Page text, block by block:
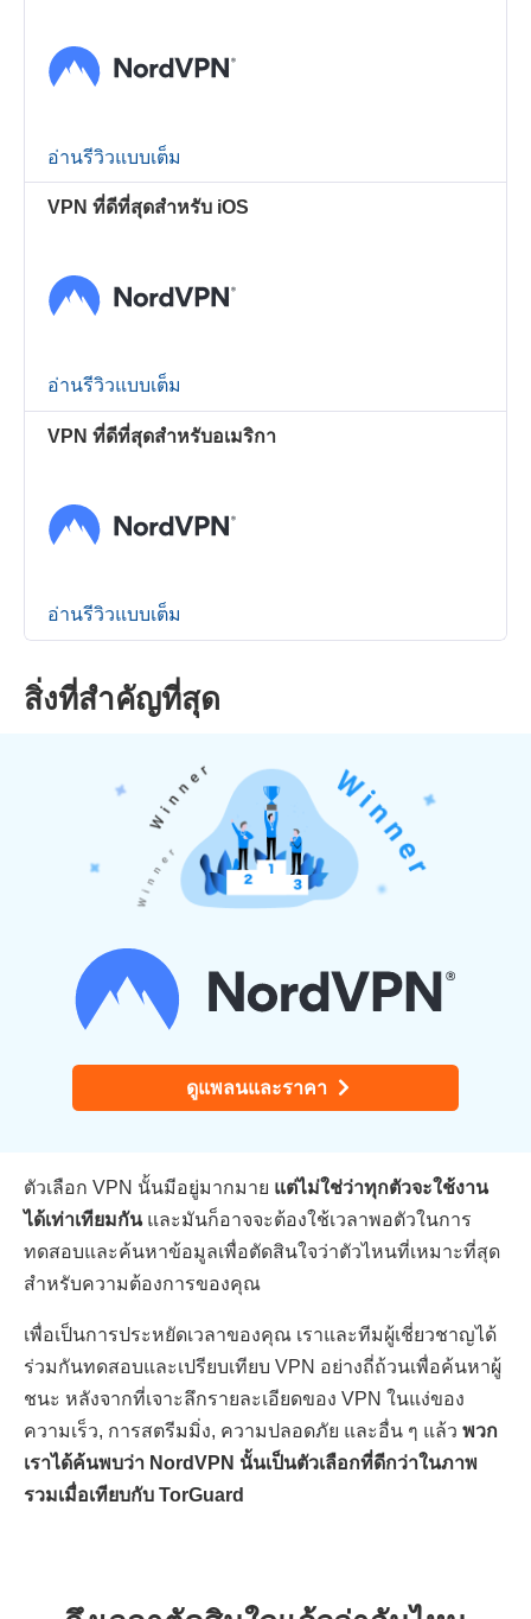
อ่านรีวิวแบบเต็ม
VPN ที่ดีที่สุดสำหรับ iOS
อ่านรีวิวแบบเต็ม
VPN ที่ดีที่สุดสำหรับอเมริกา
อ่านรีวิวแบบเต็ม
สิ่งที่สำคัญที่สุด
ดูแพลนและราคา
ตัวเลือก VPN นั้นมีอยู่มากมาย แต่ไม่ใช่ว่าทุกตัวจะใช้งาน
ได้เท่าเทียมกันและมันก็อาจจะต้องใช้เวลาพอตัวในการ
ทดสอบและค้นหาข้อมูลเพื่อตัดสินใจว่าตัวไหนที่เหมาะที่สุด
สำหรับความต้องการของคุณ
เพื่อเป็นการประหยัดเวลาของคุณ เราและทีมผู้เชี่ยวชาญได้
ร่วมกันทดสอบและเปรียบเทียบ VPN อย่างถี่ถ้วนเพื่อค้นหาผู้
ชนะ หลังจากที่เจาะลึกรายละเอียดของ VPN ในแง่ของ
ความเร็ว, การสตรีมมิ่ง, ความปลอดภัย และอื่น ๆ แล้ว พวก
เราได้ค้นพบว่า NordVPN นั้นเป็นตัวเลือกที่ดีกว่าในภาพ
รวมเมื่อเทียบกับ TorGuard